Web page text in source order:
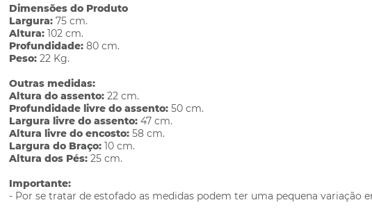
Dimensões do Produto
Largura:75 cm.
Altura:102 cm.
Profundidade:80 cm.
Peso:22 Kg.
Outras medidas:
Altura do assento:22 cm.
Profundidade livre do assento:50 cm.
Largura livre do assento:47 cm.
Altura livre do encosto:58 cm.
Largura do Braço: 10 cm.
Altura dos Pés:25 cm.
Importante:
- Por se tratar de estofado as medidas podem ter uma pequena variação